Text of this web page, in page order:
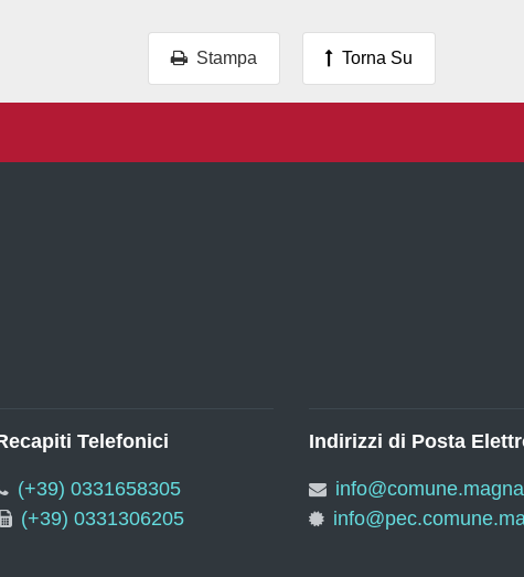
Stampa Torna Su
Telefonici
(+39) 0331658305
(+39) 0331306205
Indirizzi di Posta